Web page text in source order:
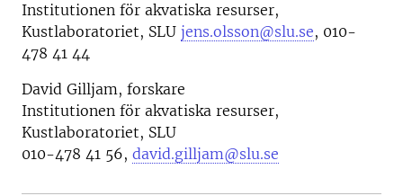
Institutionen för akvatiska resurser,
Kustlaboratoriet, SLU jens.olsson@slu.se, 010-
478 41 44
David Gilljam, forskare
Institutionen för akvatiska resurser,
Kustlaboratoriet, SLU
010-478 41 56, david.gilljam@slu.se